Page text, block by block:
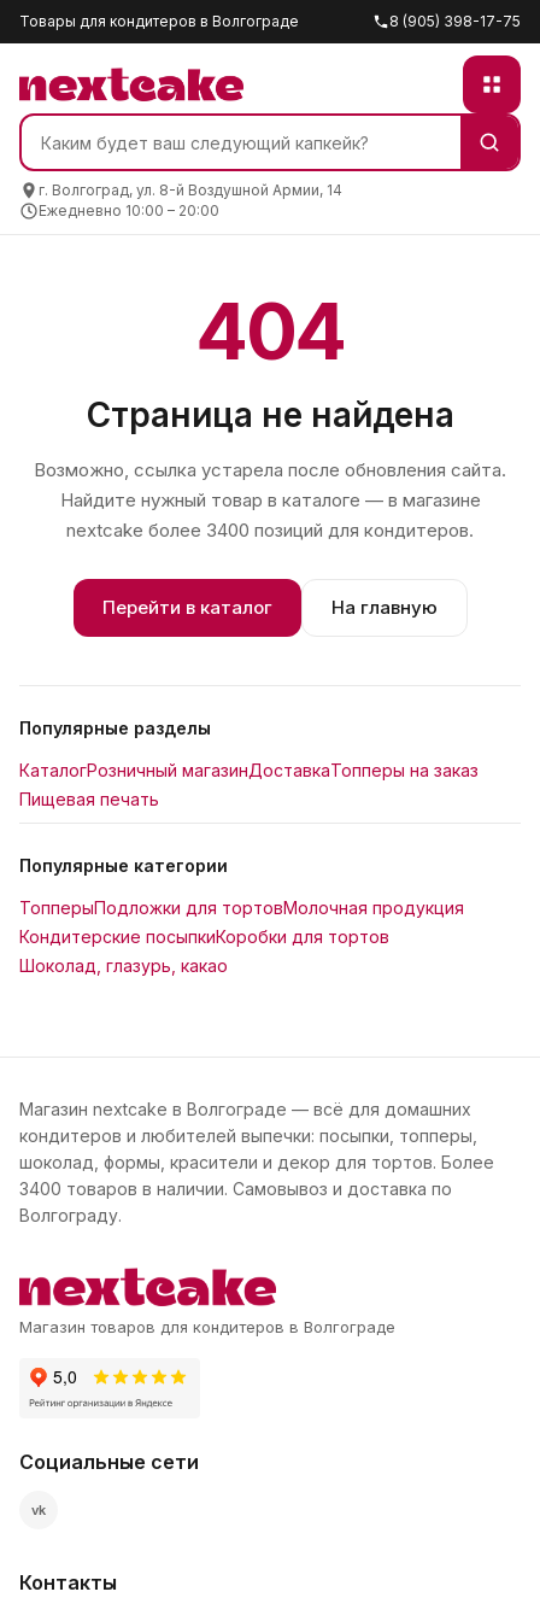
Товары для кондитеров в Волгограде 8 (905) 398-17-75
г. Волгоград, ул. 8-й Воздушной Армии, 14
Ежедневно 10:00 – 20:00
404
Страница не найдена
Возможно, ссылка устарела после обновления сайта.
Найдите нужный товар в каталоге — в магазине
nextcake более 3400 позиций для кондитеров.
Перейти в каталог На главную
Популярные разделы
КаталогРозничный магазинДоставкаТопперы на заказ
Пищевая печать
Популярные категории
ТопперыПодложки для тортовМолочная продукция
Кондитерские посыпкиКоробки для тортов
Шоколад, глазурь, какао
Магазин nextcake в Волгограде — всё для домашних
кондитеров и любителей выпечки: посыпки, топперы,
шоколад, формы, красители и декор для тортов. Более
3400 товаров в наличии. Самовывоз и доставка по
Волгограду.
Магазин товаров для кондитеров в Волгограде
Социальные сети
vk
Контакты